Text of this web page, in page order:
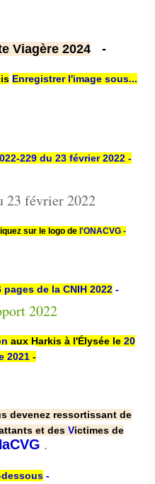
Viagère 2024 -
Enregistrer l'image sous...
229 du 23 février 2022 -
23 février 2022
sur le logo de l'ONACVG -
de la CNIH 2022 -
aux Harkis à l'Élysée le 20
2021 -
devenez ressortissant de
et des Victimes de
.
-